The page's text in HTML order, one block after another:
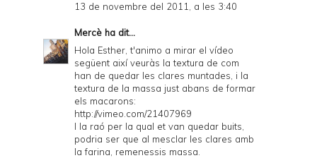
13 de novembre del 2011, a les 3:40
Mercè ha dit...
Hola Esther, t'animo a mirar el vídeo
següent així veuràs la textura de com
han de quedar les clares muntades, i la
textura de la massa just abans de formar
els macarons:
http://vimeo.com/21407969
I la raó per la qual et van quedar buits,
podria ser que al mesclar les clares amb
la farina, remenessis massa.